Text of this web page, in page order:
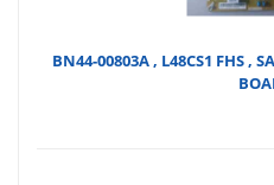
BN44-00803A , L48CS1 FHS ,